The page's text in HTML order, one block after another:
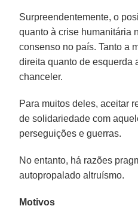
Surpreendentemente, o
quanto à crise humanitária
consenso no país. Tanto a
direita quanto de esquerda
chanceler.
Para muitos deles, aceitar
de solidariedade com
perseguições e guerras.
No entanto, há razões
autopropalado altruísmo.
Motivos